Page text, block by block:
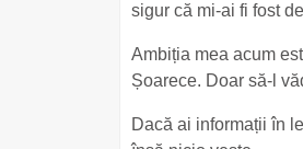
sigur că mi-ai fi fost
Ambiția mea acum
Șoarece. Doar să-l
Dacă ai informații în